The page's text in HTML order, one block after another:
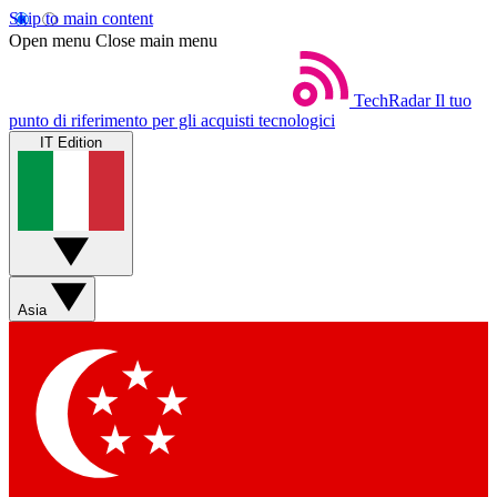
Skip to main content
Open menu Close main menu
TechRadar Il tuo
punto di riferimento per gli acquisti tecnologici
IT Edition
Asia